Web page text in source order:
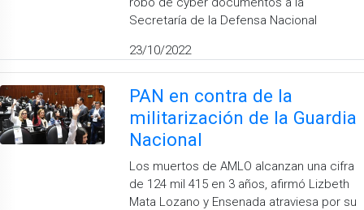
Secretaría de la Defensa Nacional
23/10/2022
PAN en contra de la
militarización de la Guardia
Nacional
Los muertos de AMLO alcanzan una cifra
de 124 mil 415 en 3 años, afirmó Lizbeth
Mata Lozano y Ensenada atraviesa por su